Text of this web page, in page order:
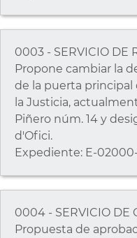
0003 - SERVICIO DE
Propone cambiar la
de la puerta principal
la Justicia,
Piñero núm. 14 y
d'Ofici.
Expediente: E-
0004 - SERVICIO DE
Propuesta de